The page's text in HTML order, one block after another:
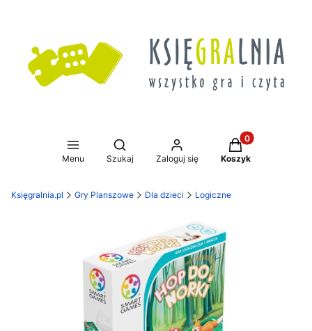
Menu
Otwórz wyszukiwarkę
Szukaj Zaloguj się
Produkty w
Koszyk
Księgralnia.pl Gry Planszowe Dla dzieci Logiczne